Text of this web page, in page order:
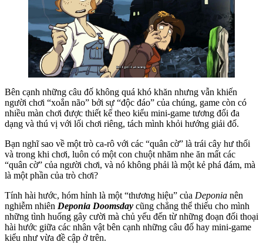
Bên cạnh những câu đố không quá khó khăn nhưng vẫn khiến
người chơi “xoắn não” bởi sự “độc đáo” của chúng, game còn có
nhiều màn chơi được thiết kế theo kiểu mini-game tương đối đa
dạng và thú vị với lối chơi riêng, tách mình khỏi hướng giải đố.
Bạn nghĩ sao về một trò ca-rô với các “quân cờ” là trái cây hư thối
và trong khi chơi, luôn có một con chuột nhăm nhe ăn mất các
“quân cờ” của người chơi, và nó không phải là một kẻ phá đám, mà
là một phần của trò chơi?
Tính hài hước, hóm hỉnh là một “thương hiệu” của Deponia nên
nghiễm nhiên Deponia Doomsday cũng chẳng thể thiếu cho mình
những tình huống gây cười mà chủ yếu đến từ những đoạn đối thoại
hài hước giữa các nhân vật bên cạnh những câu đố hay mini-game
kiểu như vừa đề cập ở trên.